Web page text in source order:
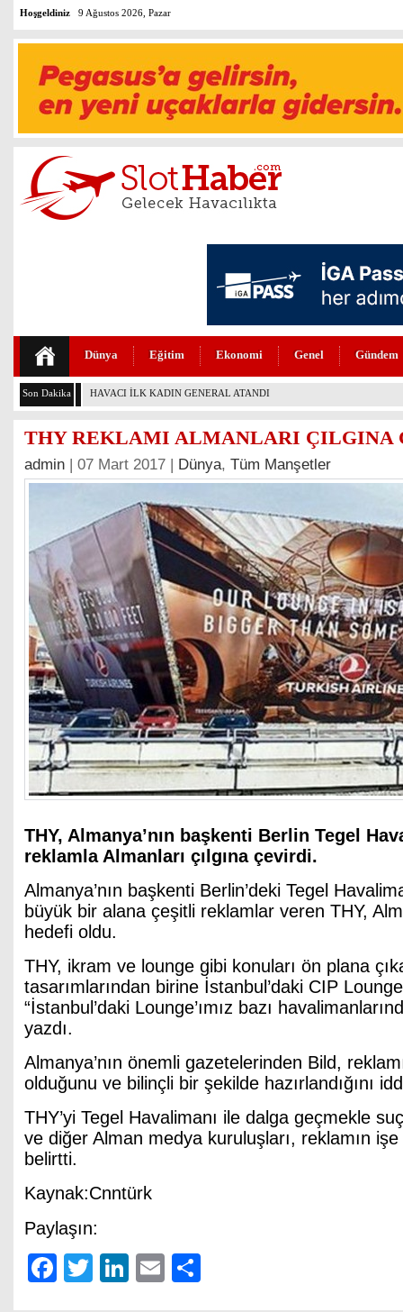
Hoşgeldiniz 9 Ağustos 2026, Pazar
Dünya Eğitim Ekonomi Genel Gündem
Son Dakika BOEİNG 737-7 FAA SERTİFİKASINI ALDI
THY REKLAMI ALMANLARI ÇILGINA
admin | 07 Mart 2017 | Dünya, Tüm Manşetler
THY, Almanya’nın başkenti Berlin Tegel
reklamla Almanları çılgına çevirdi.
Almanya’nın başkenti Berlin’deki Tegel
büyük bir alana çeşitli reklamlar veren THY,
hedefi oldu.
THY, ikram ve lounge gibi konuları ön plana
tasarımlarından birine İstanbul’daki CIP
“İstanbul’daki Lounge’ımız bazı
yazdı.
Almanya’nın önemli gazetelerinden Bild,
olduğunu ve bilinçli bir şekilde hazırlandığını
THY’yi Tegel Havalimanı ile dalga geçmekle
ve diğer Alman medya kuruluşları, reklamın
belirtti.
Kaynak:Cnntürk
Paylaşın:
Facebook
TwitterLinkedIn
Email